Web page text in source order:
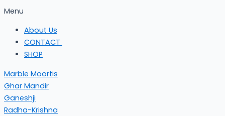
Menu
About Us
CONTACT
SHOP
Marble Moortis
Ghar Mandir
Ganeshji
Radha-Krishna